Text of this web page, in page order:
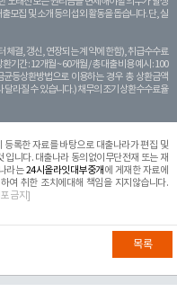
모집 및 소개 등의 섭외 활동을 돕습니다. 단, 실
체결, 갱신, 연장되는 계 약에 한함), 취급수수료
기간 : 12개월 ~ 60개월 / 총 대출 비용 예시 : 100
등상환방법으로 이용하는 경우 총 상환금액
라질 수 있습니다.) 채무의 조기 상환수수료율
등록한 자료를 바탕으로 대출나라가 편집 및
입니다. 대출나라 동의없이무단전재 또는 재
라는24시올라잇대부중개 에 게재한 자료에
여 취한 조치에대해 책임을 지지않습니다.
금지]
목록